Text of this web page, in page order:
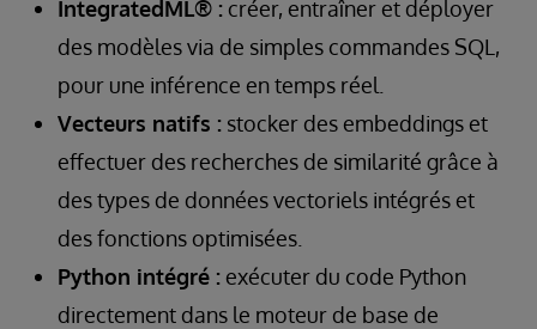
IntegratedML® : créer, entraîner et déployer
des modèles via de simples commandes SQL,
pour une inférence en temps réel.
Vecteurs natifs : stocker des embeddings et
effectuer des recherches de similarité grâce à
des types de données vectoriels intégrés et
des fonctions optimisées.
Python intégré : exécuter du code Python
directement dans le moteur de base de